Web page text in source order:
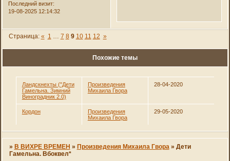
Последний визит:
19-08-2025 12:14:32
Страница: « 1 … 7 8 9 10 11 12 »
Похожие темы
Ландскнехты ("Дети
Гамельна. Зимний
Виноградник 2.0)
Произведения
Михаила Гвора
28-04-2020
Кордон
Произведения
Михаила Гвора
29-05-2020
» В ВИХРЕ ВРЕМЕН » Произведения Михаила Гвора » Дети
Гамельна. Вбоквел*